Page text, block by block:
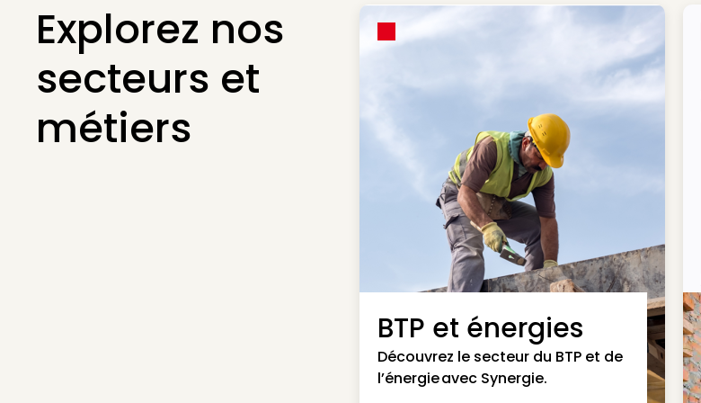
Explorez nos
secteurs et
métiers
BTP et énergies
Découvrez le secteur du BTP et de
l’énergie avec Synergie.